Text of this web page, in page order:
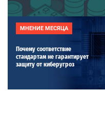
МНЕНИЕ МЕСЯЦА
Почему соответствие
стандартам не гарантирует
защиту от киберугроз